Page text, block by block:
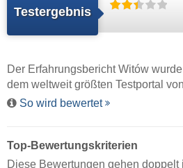
Testergebnis
Der Erfahrungsbericht Witów
dem weltweit größten Testportal
So wird bewertet
Top-Bewertungskriterien
Diese Bewertungen gehen